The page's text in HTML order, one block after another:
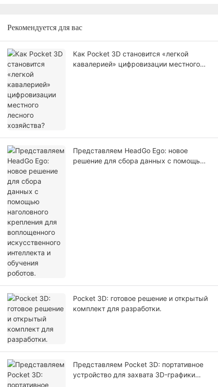
Рекомендуется для вас
Как Pocket 3D становится «легкой
кавалерией» цифровизации местного
Представляем HeadGo Ego: новое
решение для сбора данных с помощью
Pocket 3D: готовое решение и открытый
комплект для разработки.
Представляем Pocket 3D: портативное
устройство для захвата 3D-графики